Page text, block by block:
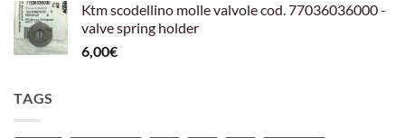
Ktm scodellino molle valvole cod. 77036036000 -
valve spring holder
6,00€
TAGS